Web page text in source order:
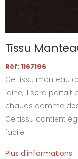
Tissu
Réf: 1167196
Ce tissu manteau
laine, il sera parfait
chauds comme
Ce tissu contient
facile.
Plus d'informations